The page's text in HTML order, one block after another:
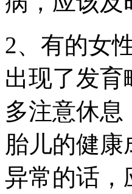
2、有的女
出现了发
多注意休
胎儿的健
异常的话，